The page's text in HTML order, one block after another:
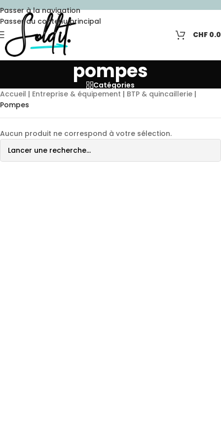
Passer à la navigation
Passer au contenu principal
CHF
pompes
Catégories
Accueil | Entreprise & équipement | BTP & quincaillerie |
Pompes
Aucun produit ne correspond à votre sélection.